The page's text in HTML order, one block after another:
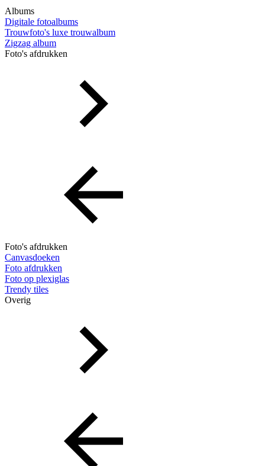
Albums
Digitale fotoalbums
Trouwfoto's luxe trouwalbum
Zigzag album
Foto's afdrukken
Foto's afdrukken
Canvasdoeken
Foto afdrukken
Foto op plexiglas
Trendy tiles
Overig